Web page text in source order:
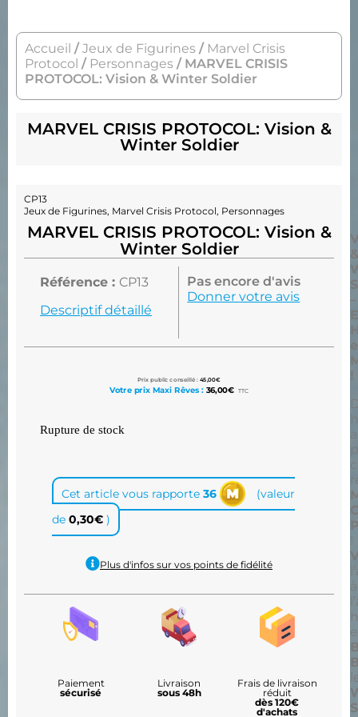
Accueil /Jeux de Figurines / Marvel Crisis
Protocol / Personnages / MARVEL CRISIS
PROTOCOL: Vision & Winter Soldier
MARVEL CRISIS PROTOCOL: Vision &
Winter Soldier
–
!
à
CP13
Jeux de Figurines, Marvel Crisis Protocol, Personnages
MARVEL CRISIS PROTOCOL: Vision &
Winter Soldier
Référence : CP13
Descriptif détaillé
Pas encore d'avis
Donner votre avis
Prix public conseillé : 45,00€
Votre prix Maxi Rêves : 36,00€ TTC
Rupture de stock
Cet article vous rapporte 36
(valeur
de 0,30€ )
Plus d'infos sur vos points de fidélité
Paiement
sécurisé
Livraison
sous 48h
Frais de livraison
réduit
dès 120€
d'achats